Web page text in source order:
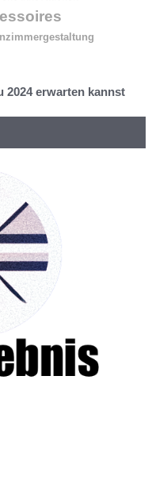
2024 erwarten kannst